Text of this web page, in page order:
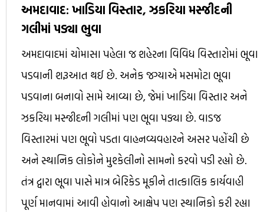
અમદાવાદ: ખાડિયા વિસ્તાર, ઝકરિયા મસ્જીદની
ગલીમાં પડ્યા ભુવા
અમદાવાદમાં ચોમાસા પહેલા જ શહેરના વિવિધ વિસ્તારોમાં ભૂવા
પડવાની શરૂઆત થઈ છે. અનેક જગ્યાએ મસમોટા ભૂવા
પડવાના બનાવો સામે આવ્યા છે, જેમાં ખાડિયા વિસ્તાર અને
ઝકરિયા મસ્જીદની ગલીમાં પણ ભૂવા પડ્યા છે. વાડજ
વિસ્તારમાં પણ ભૂવો પડતા વાહનવ્યવહારને અસર પહોંચી છે
અને સ્થાનિક લોકોને મુશ્કેલીનો સામનો કરવો પડી રહ્યો છે.
તંત્ર દ્વારા ભૂવા પાસે માત્ર બેરિકેડ મૂકીને તાત્કાલિક કાર્યવાહી
પૂર્ણ માનવામાં આવી હોવાનો આક્ષેપ પણ સ્થાનિકો કરી રહ્યા